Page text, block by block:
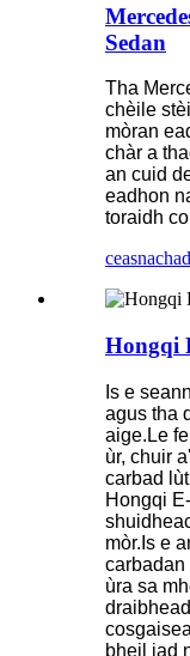
Sedan
Tha
chèile
mòran
chàr a
an cuid
eadhon
toraidh
Hongqi
Is e
agus tha
aige.Le
ùr, chuir
carbad
Hongqi
mòr.Is e
carbadan
ùra sa
bheil iad